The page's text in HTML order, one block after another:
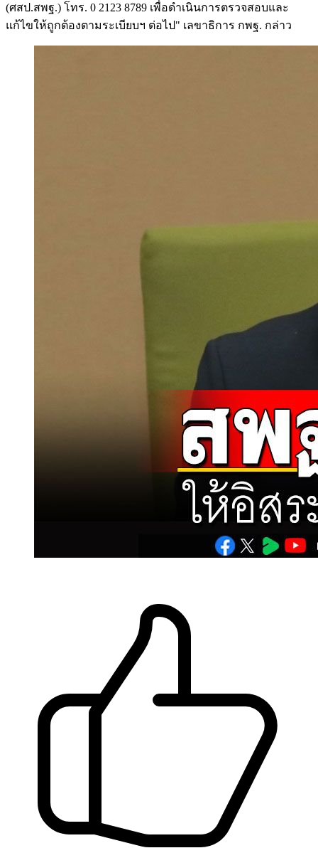
(ศสป.สพฐ.) โทร. 0 2123 8789 เพื่อดำเนินการตรวจสอบและ
แก้ไขให้ถูกต้องตามระเบียบฯ ต่อไป" เลขาธิการ กพฐ. กล่าว